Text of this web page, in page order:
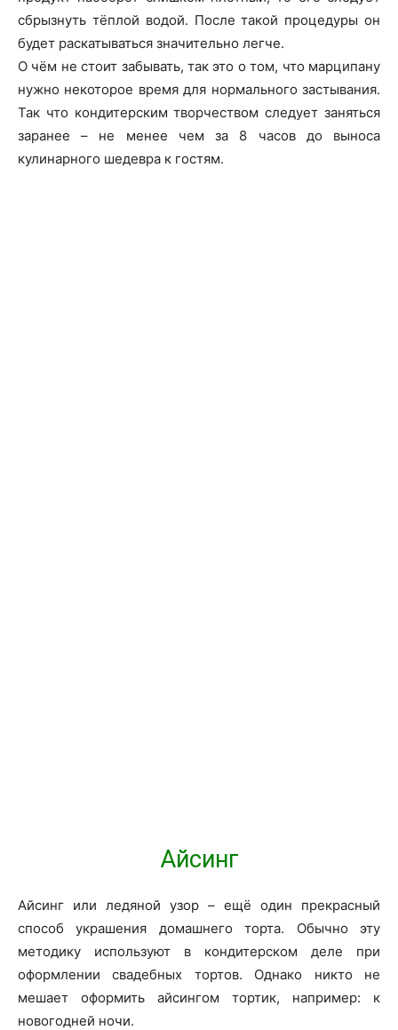
сбрызнуть тёплой водой. После такой процедуры он
будет раскатываться значительно легче.
О чём не стоит забывать, так это о том, что марципану
нужно некоторое время для нормального застывания.
Так что кондитерским творчеством следует заняться
заранее – не менее чем за 8 часов до выноса
кулинарного шедевра к гостям.
Айсинг
Айсинг или ледяной узор – ещё один прекрасный
способ украшения домашнего торта. Обычно эту
методику используют в кондитерском деле при
оформлении свадебных тортов. Однако никто не
мешает оформить айсингом тортик, например: к
новогодней ночи.